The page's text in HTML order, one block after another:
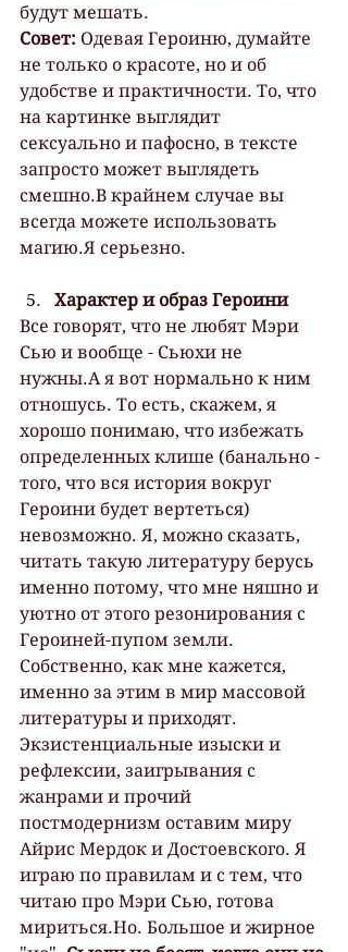
будут мешать.
Совет: Одевая Героиню, думайте
не только о красоте, но и об
удобстве и практичности. То, что
на картинке выглядит
сексуально и пафосно, в тексте
запросто может выглядеть
смешно.В крайнем случае вы
всегда можете использовать
магию.Я серьезно.
Характер и образ Героини
Все говорят, что не любят Мэри
Сью и вообще - Сьюхи не
нужны.А я вот нормально к ним
отношусь. То есть, скажем, я
хорошо понимаю, что избежать
определенных клише (банально -
того, что вся история вокруг
Героини будет вертеться)
невозможно. Я, можно сказать,
читать такую литературу берусь
именно потому, что мне няшно и
уютно от этого резонирования с
Героиней-пупом земли.
Собственно, как мне кажется,
именно за этим в мир массовой
литературы и приходят.
Экзистенциальные изыски и
рефлексии, заигрывания с
жанрами и прочий
постмодернизм оставим миру
Айрис Мердок и Достоевского. Я
играю по правилам и с тем, что
читаю про Мэри Сью, готова
мириться.Но. Большое и жирное